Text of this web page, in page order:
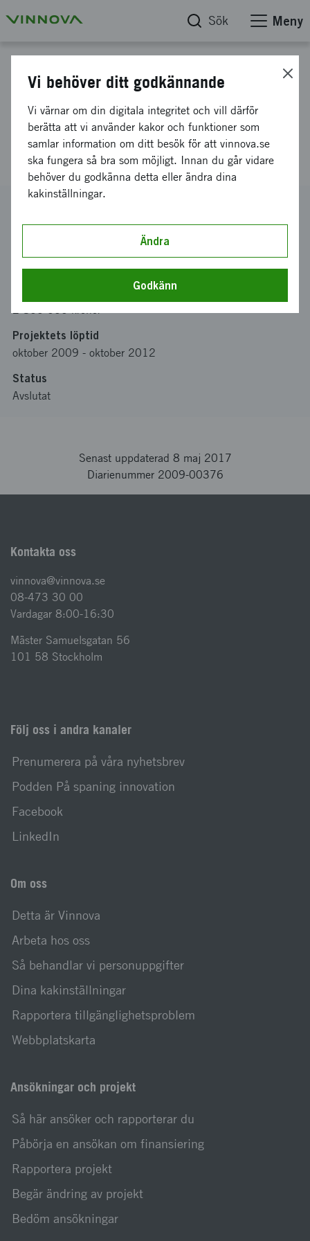
Sök Meny
EURIPIDES-3DICE - 3D
Integration of Chips using
Embedding technologies
2009-00376
Replisaurus Technologies Aktiebolag
2 800 000 kronor
Projektets löptid
oktober 2009 - oktober 2012
Status
Avslutat
Senast uppdaterad 8 maj 2017
Diarienummer 2009-00376
Kontakta oss
vinnova@vinnova.se
08-473 30 00
Vardagar 8:00-16:30
Mäster Samuelsgatan 56
101 58 Stockholm
Följ oss i andra kanaler
Prenumerera på våra nyhetsbrev
Podden På spaning innovation
Facebook
LinkedIn
Om oss
Detta är Vinnova
Arbeta hos oss
Så behandlar vi personuppgifter
Dina kakinställningar
Rapportera tillgänglighetsproblem
Webbplatskarta
Ansökningar och projekt
Så här ansöker och rapporterar du
Påbörja en ansökan om finansiering
Rapportera projekt
Begär ändring av projekt
Bedöm ansökningar
Vi behöver ditt godkännande
Vi värnar om din digitala integritet och vill därför
berätta att vi använder kakor och funktioner som
samlar information om ditt besök för att vinnova.se
ska fungera så bra som möjligt. Innan du går vidare
behöver du godkänna detta eller ändra dina
kakinställningar.
Ändra
Godkänn